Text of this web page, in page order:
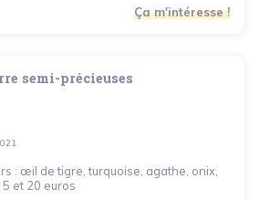
Ça m'intéresse !
semi-précieuses
: œil de tigre, turquoise, agathe, onix,
et 20 euros